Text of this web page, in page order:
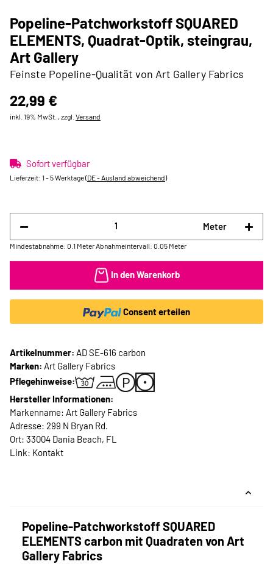
Popeline-Patchworkstoff SQUARED
ELEMENTS, Quadrat-Optik, steingrau,
Art Gallery
Feinste Popeline-Qualität von Art Gallery Fabrics
22,99 €
inkl. 19% MwSt. , zzgl. Versand
Sofort verfügbar
Lieferzeit: 1 - 5 Werktage(DE - Ausland abweichend)
Meter
Mindestabnahme: 0.1 Meter Abnahmeintervall: 0.05 Meter
In den Warenkorb
Consent erteilen
Artikelnummer: AD SE-616 carbon
Marken: Art Gallery Fabrics
Pflegehinweise:
Hersteller Informationen:
Markenname: Art Gallery Fabrics
Adresse: 299 N Bryan Rd.
Ort: 33004 Dania Beach, FL
Link: Kontakt
Popeline-Patchworkstoff SQUARED
ELEMENTS carbon mit Quadraten von Art
Gallery Fabrics